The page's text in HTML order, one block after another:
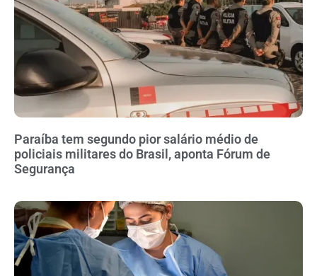
Paraíba tem segundo pior salário médio de
policiais militares do Brasil, aponta Fórum de
Segurança